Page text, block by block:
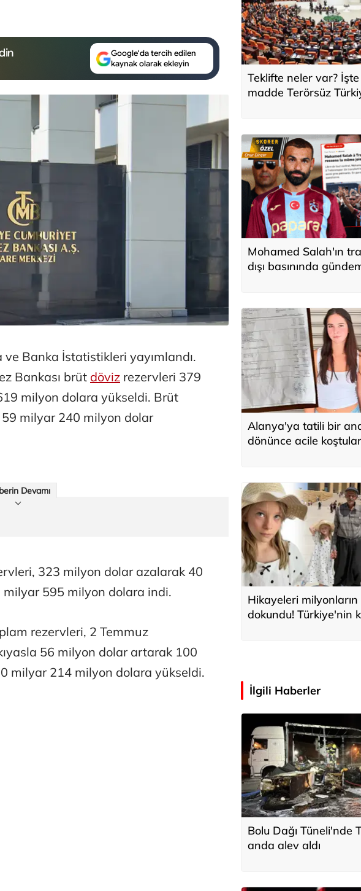
Google'da tercih edilen
kaynak olarak ekleyin
Banka İstatistikleri yayımlandı.
Bankası brüt döviz rezervleri 379
milyon dolara yükseldi. Brüt
milyar 240 milyon dolar
Devamı
323 milyon dolar azalarak 40
595 milyon dolara indi.
rezervleri, 2 Temmuz
56 milyon dolar artarak 100
milyar 214 milyon dolara yükseldi.
Teklifte neler var?
madde Terörsüz
Mohamed Salah'ın
dışı basınında
Alanya'ya tatili bir
dönünce acile
Hikayeleri
dokundu! Türkiye'nin
İlgili Haberler
Bolu Dağı Tüneli'nde
anda alev aldı